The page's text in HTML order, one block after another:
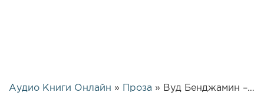
Аудио Книги Онлайн » Проза » Вуд Бенджамин – Эклиптика | 26443